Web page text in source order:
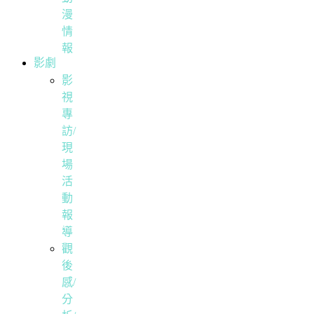
漫
情
報
影劇
影
視
專
訪/
現
場
活
動
報
導
觀
後
感/
分